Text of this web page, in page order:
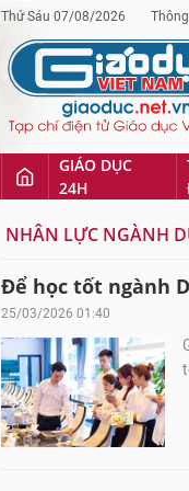
Thứ Sáu 07/08/2026
GIÁO DỤC
24H
NHÂN LỰC NGÀNH
Để học tốt ngành
25/03/2026 01:40